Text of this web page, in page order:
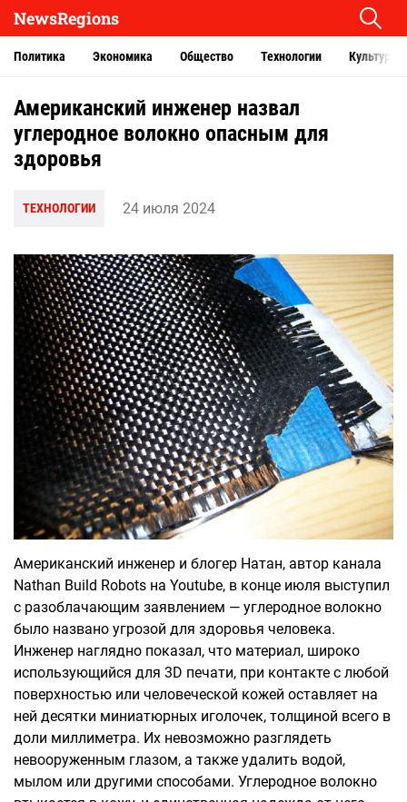
NewsRegions
Политика Экономика Общество Технологии Культура
Американский инженер назвал
углеродное волокно опасным для
здоровья
ТЕХНОЛОГИИ 24 июля 2024
Американский инженер и блогер Натан, автор канала
Nathan Build Robots на Youtube, в конце июля выступил
с разоблачающим заявлением — углеродное волокно
было названо угрозой для здоровья человека.
Инженер наглядно показал, что материал, широко
использующийся для 3D печати, при контакте с любой
поверхностью или человеческой кожей оставляет на
ней десятки миниатюрных иголочек, толщиной всего в
доли миллиметра. Их невозможно разглядеть
невооруженным глазом, а также удалить водой,
мылом или другими способами. Углеродное волокно